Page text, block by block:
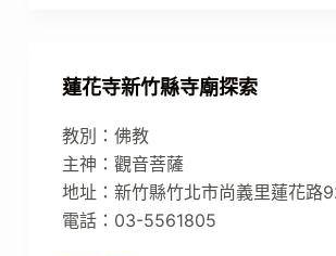
蓮花寺新竹縣寺廟探索
教別：佛教
主神：觀音菩薩
地址：新竹縣竹北市尚義里蓮花路
電話：03-5561805